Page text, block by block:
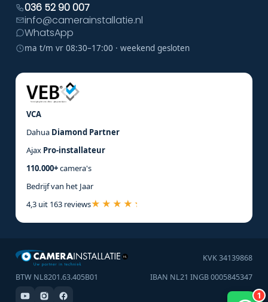
036 52 90 007
info@camerainstallatie.nl
WhatsApp
ma t/m vr 08:30–17:00 · weekend gesloten
VCA
Dahua Diamond Partner
Ajax Pro-installateur
110.000+camera's
Bedrijf van het Jaar
4,3 uit 163 reviews
KVK 34139868
BTW NL8201.63.405B01
IBAN NL21 INGB 0005845347